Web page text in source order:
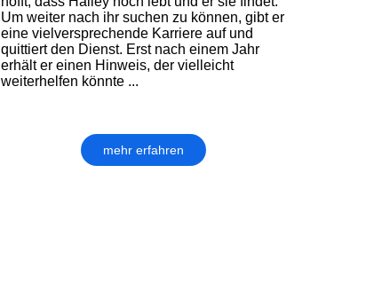
Um weiter nach ihr suchen zu können, gibt er
eine vielversprechende Karriere auf und
quittiert den Dienst. Erst nach einem Jahr
erhält er einen Hinweis, der vielleicht
weiterhelfen könnte ...
mehr erfahren